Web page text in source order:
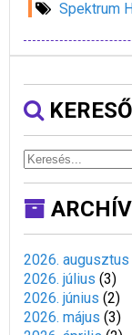
Spektrum
KERESŐ
2026. augusztus
2026. július (3)
2026. június (2)
2026. május (3)